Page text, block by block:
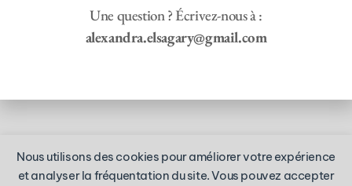
Nous utilisons des cookies pour améliorer votre expérience
et analyser la fréquentation du site. Vous pouvez accepter
© 2026 - Elsa Gary
Création : Wycan
Une question ? Écrivez-nous à :
alexandra.elsagary@gmail.com